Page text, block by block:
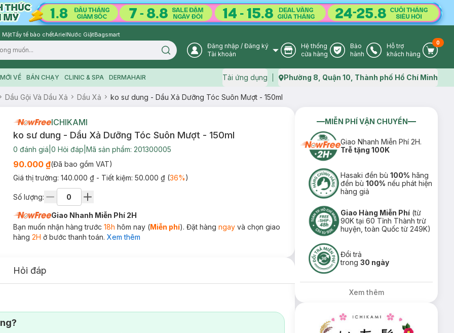
MặtTẩy tế bào chếtArielNước GiặtBagsmart
Search icon User Icon
Đăng nhập / Đăng ký
Tài khoản
Store Icon
Hệ thống
cửa hàng
Warranty Icon
Bảo
hành
Phone Icon
Hỗ trợ
khách hàng
Cart
0
VỀ BÁN CHẠY CLINIC & SPA DERMAHAIR Tải ứng dụng Map icon
Phường 8, Quận 10, Thành phố Hồ Chí Minh
Dầu Gội Và Dầu Xả Dầu Xả ko sư dung - Dầu Xả Dưỡng Tóc Suôn Mượt - 150ml
ICHIKAMI
ko sư dung - Dầu Xả Dưỡng Tóc Suôn Mượt - 150ml
0 đánh giá 0 Hỏi đáp Mã sản phẩm: 201300005
90.000 ₫(Đã bao gồm VAT)
Giá thị trường: 140.000 ₫ - Tiết kiệm: 50.000 ₫(36%)
Số lượng:
Giao Nhanh Miễn Phí 2H
Bạn muốn nhận hàng trước 18h hôm nay (Miễn phí). Đặt hàng ngayvà chọn giao
hàng 2H ở bước thanh toán. Xem thêm
Hỏi đáp
MIỄN PHÍ VẬN CHUYỂN
Giao Nhanh Miễn Phí 2H.
Trễ tặng 100K
Hasaki đền bù100% hãng
đền bù100% nếu phát hiện
hàng giả
Giao Hàng Miễn Phí (từ
90K tại 60 Tỉnh Thành trừ
huyện, toàn Quốc từ 249K)
Đổi trả
trong30 ngày
Xem thêm